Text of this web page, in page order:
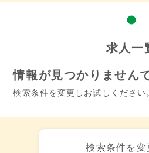
求人一
情報が見つかりません
検索条件を変更しお試しください
検索条件を変